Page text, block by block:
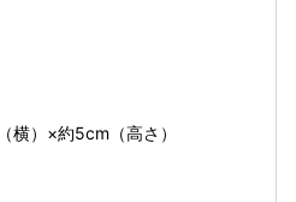
横）×約5cm（高さ）